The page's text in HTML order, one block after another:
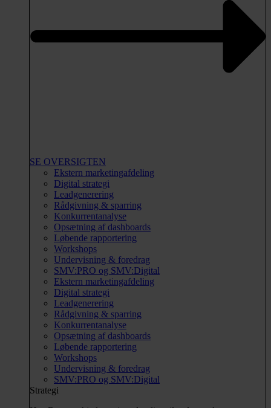
SE OVERSIGTEN
Ekstern marketingafdeling
Digital strategi
Leadgenerering
Rådgivning & sparring
Konkurrentanalyse
Opsætning af dashboards
Løbende rapportering
Workshops
Undervisning & foredrag
SMV:PRO og SMV:Digital
Ekstern marketingafdeling
Digital strategi
Leadgenerering
Rådgivning & sparring
Konkurrentanalyse
Opsætning af dashboards
Løbende rapportering
Workshops
Undervisning & foredrag
SMV:PRO og SMV:Digital
Strategi